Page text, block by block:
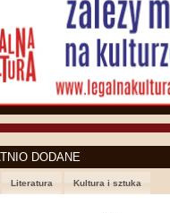
DODANE
Literatura Kultura i sztuka